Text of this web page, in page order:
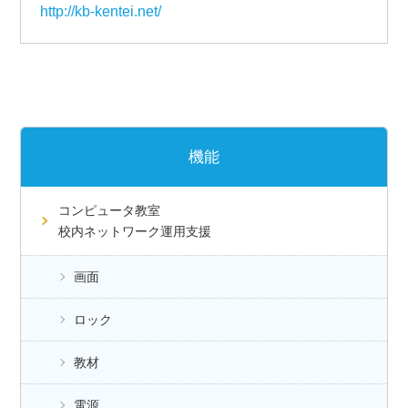
http://kb-kentei.net/
機能
コンピュータ教室
校内ネットワーク運用支援
画面
ロック
教材
電源